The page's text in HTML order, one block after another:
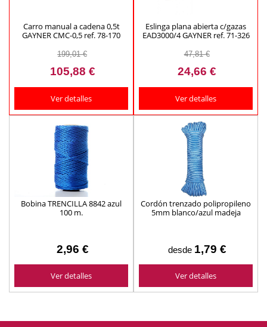
Carro manual a cadena 0,5t
GAYNER CMC-0,5 ref. 78-170
199,01 €
105,88 €
Ver detalles
Eslinga plana abierta c/gazas
EAD3000/4 GAYNER ref. 71-326
47,81 €
24,66 €
Ver detalles
Bobina TRENCILLA 8842 azul
100 m.
2,96 €
Ver detalles
Cordón trenzado polipropileno
5mm blanco/azul madeja
desde 1,79 €
Ver detalles